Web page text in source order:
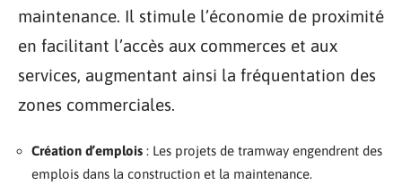
maintenance. Il stimule l’économie de proximité
en facilitant l’accès aux commerces et aux
services, augmentant ainsi la fréquentation des
zones commerciales.
Création d’emplois : Les projets de tramway engendrent des
emplois dans la construction et la maintenance.